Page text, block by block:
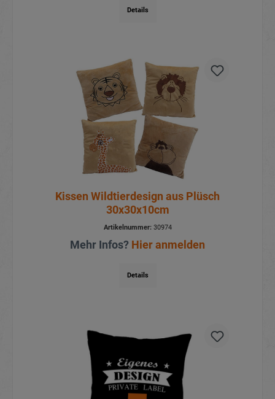
Details
Kissen Wildtierdesign aus Plüsch
30x30x10cm
Artikelnummer:30974
Mehr Infos? Hier anmelden
Details